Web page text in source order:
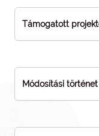
Támogatott
Módosítási történet